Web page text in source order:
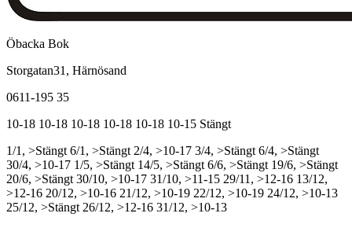
Öbacka Bok
Storgatan31, Härnösand
0611-195 35
10-18 10-18 10-18 10-18 10-18 10-15 Stängt
1/1, >Stängt 6/1, >Stängt 2/4, >10-17 3/4, >Stängt 6/4, >Stängt
30/4, >10-17 1/5, >Stängt 14/5, >Stängt 6/6, >Stängt 19/6, >Stängt
20/6, >Stängt 30/10, >10-17 31/10, >11-15 29/11, >12-16 13/12,
>12-16 20/12, >10-16 21/12, >10-19 22/12, >10-19 24/12, >10-13
25/12, >Stängt 26/12, >12-16 31/12, >10-13